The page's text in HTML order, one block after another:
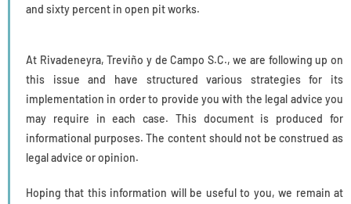
and sixty percent in open pit works.
At Rivadeneyra, Treviño y de Campo S.C., we are following up on
this issue and have structured various strategies for its
implementation in order to provide you with the legal advice you
may require in each case. This document is produced for
informational purposes. The content should not be construed as
legal advice or opinion.
Hoping that this information will be useful to you, we remain at